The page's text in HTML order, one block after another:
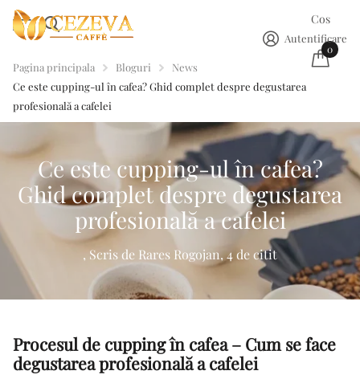
Autentificare
Cos
0
Pagina principala Bloguri
News
Ce este cupping-ul în cafea? Ghid complet despre degustarea
profesională a cafelei
Ce este cupping-ul în cafea?
Ghid complet despre degustarea
profesională a cafelei
, Scris de Rares Rogojan, 4 de citit
Procesul de cupping în cafea – Cum se face
degustarea profesională a cafelei